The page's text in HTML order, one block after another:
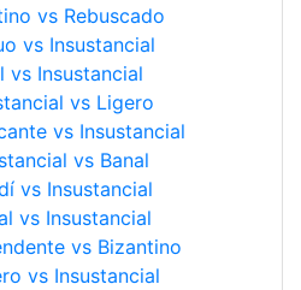
vs Rebuscado
vs Insustancial
vs Insustancial
vs Ligero
vs Insustancial
vs Banal
vs Insustancial
vs Insustancial
vs Bizantino
vs Insustancial